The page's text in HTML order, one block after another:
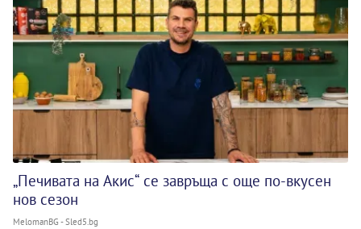
„Печивата на Акис“ се завръща с още по-вкусен
нов сезон
MelomanBG - Sled5.bg